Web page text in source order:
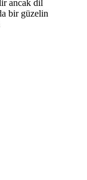
ancak dil
bir güzelin